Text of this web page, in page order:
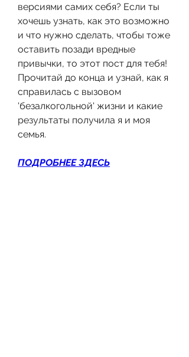
версиями самих себя? Если ты
хочешь узнать, как это возможно
и что нужно сделать, чтобы тоже
оставить позади вредные
привычки, то этот пост для тебя!
Прочитай до конца и узнай, как я
справилась с вызовом
'безалкогольной' жизни и какие
результаты получила я и моя
семья.
ПОДРОБНЕЕ ЗДЕСЬ